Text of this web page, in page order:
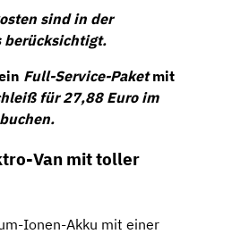
sind in der
berücksichtigt.
Full-Service-Paketmit
für 27,88 Euro im
Van mit toller
Ionen-Akku mit einer